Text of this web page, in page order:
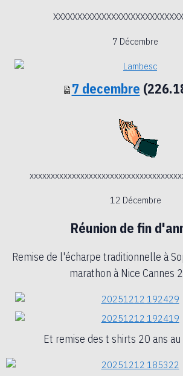
7 Décembre
7 decembre
12 Décembre
Réunion de fin
Remise de l'écharpe traditionnelle à
marathon à Nice Cannes
Et remise des t shirts 20 ans